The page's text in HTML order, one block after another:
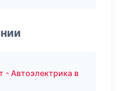
Автоэлектрика в